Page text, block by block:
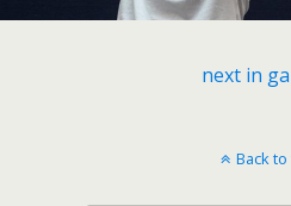
next in
Back